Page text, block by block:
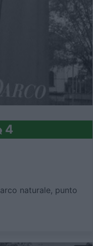
4
naturale, punto